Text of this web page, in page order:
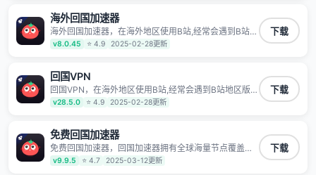
确保数据不泄露 阻止第三方对数据进行窃取和监听
海外回国加速器
海外回国加速器，在海外地区使用B站,经常会遇到B站地
区版权限制/网络IP屏蔽,缓冲卡顿等问题,使用我们的哔
哩哔哩专用回国VPN,可加速解决各类网络问题,一键网络
7*24小时服务。
v8.0.45 ⭐ 4.9 2025-02-28更新
下载
回国VPN
回国VPN，在海外地区使用B站,经常会遇到B站地区版权
限制/网络IP屏蔽,缓冲卡顿等问题,使用我们的哔哩哔哩
专用回国VPN,可加速解决各类网络问题,一键网络回国,
时服务。
v28.5.0 ⭐ 4.9 2025-02-28更新
下载
免费回国加速器
免费回国加速器，回国加速器拥有全球海量节点覆盖，
运营商专线不卡顿超稳定，专为海外华人和留学生打
造，帮助海外华人免除地域限制，随时高速稳定低延迟
v9.9.5 ⭐ 4.7 2025-03-12更新
下载